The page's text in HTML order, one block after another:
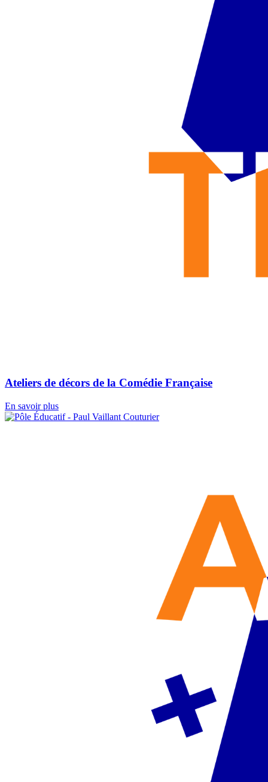
Ateliers de décors de la Comédie Française
En savoir plus